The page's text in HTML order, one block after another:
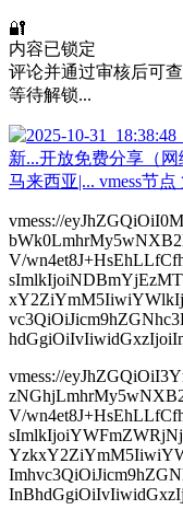
🔐
内容已锁定
评论并通过审核后可
等待解锁...
vmess://
V/
vmess://
V/